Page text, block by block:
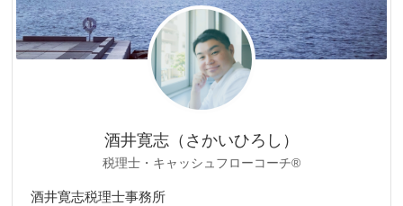
酒井寛志（さかいひろし）
税理士・キャッシュフローコーチ®
酒井寛志税理士事務所